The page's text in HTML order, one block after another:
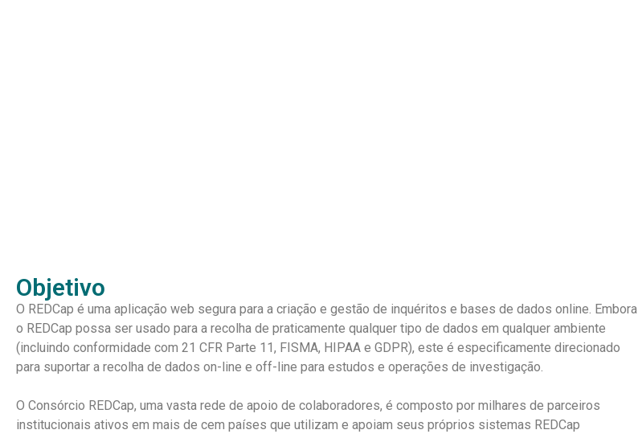
Objetivo
O REDCap é uma aplicação web segura para a criação e gestão de inquéritos e bases de dados online. Embora
o REDCap possa ser usado para a recolha de praticamente qualquer tipo de dados em qualquer ambiente
(incluindo conformidade com 21 CFR Parte 11, FISMA, HIPAA e GDPR), este é especificamente direcionado
para suportar a recolha de dados on-line e off-line para estudos e operações de investigação.
O Consórcio REDCap, uma vasta rede de apoio de colaboradores, é composto por milhares de parceiros
institucionais ativos em mais de cem países que utilizam e apoiam seus próprios sistemas REDCap